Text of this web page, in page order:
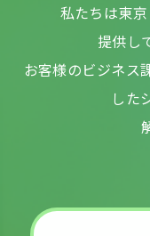
私たちは東
提供し
お客様のビジネス
した